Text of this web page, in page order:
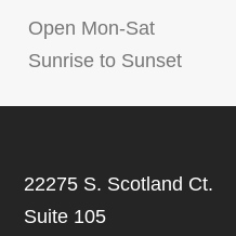
Open Mon-Sat
Sunrise to Sunset
22275 S. Scotland Ct.
Suite 105